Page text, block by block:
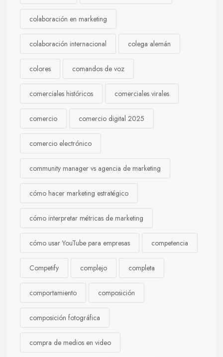
colaboración en marketing
colaboración internacional colega alemán
colores comandos de voz
comerciales históricos comerciales virales
comercio comercio digital 2025
comercio electrónico
community manager vs agencia de marketing
cómo hacer marketing estratégico
cómo interpretar métricas de marketing
cómo usar YouTube para empresas competencia
Competify complejo completa
comportamiento composición
composición fotográfica
compra de medios en video